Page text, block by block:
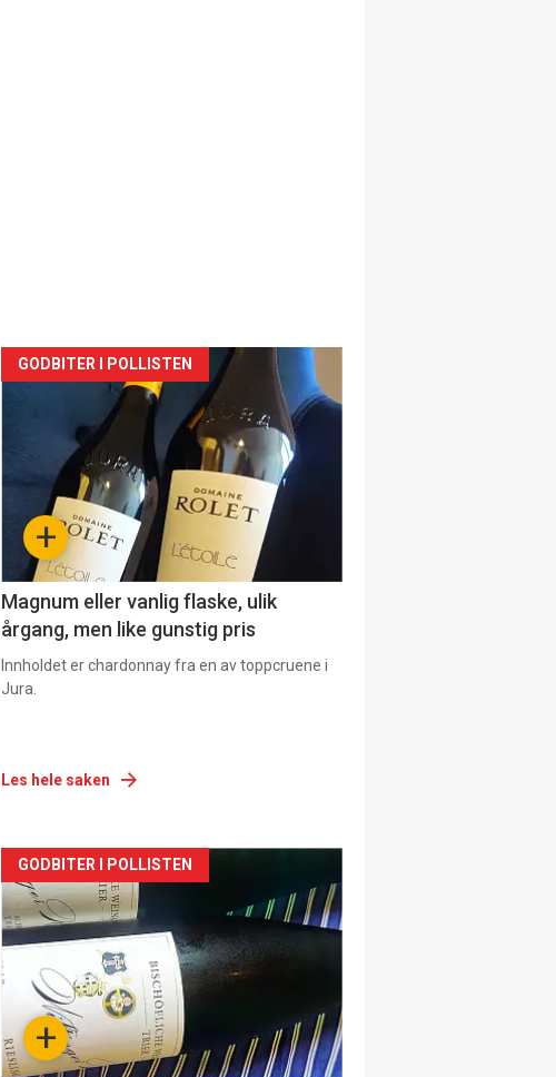
Forsiden
akkurat
nå
+
GODBITER I POLLISTEN
Magnum eller vanlig flaske, ulik
årgang, men like gunstig pris
Innholdet er chardonnay fra en av toppcruene i
Jura.
Les hele saken
Forsiden
akkurat
nå
6 +
GODBITER I POLLISTEN